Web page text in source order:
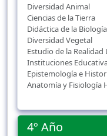
Diversidad Animal
Ciencias de la Tierra
Didáctica de la Biología
Diversidad Vegetal
Estudio de la
Instituciones
Epistemología e
Anatomía y Fisiología
4º Año